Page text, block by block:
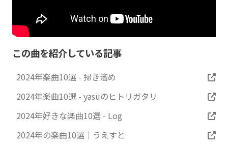
この曲を紹介している記事
2024年楽曲10選 - 掃き溜め
2024年楽曲10選 - yasuのヒトリガタリ
2024年好きな楽曲10選 - Log
2024年の楽曲10選｜うえすと